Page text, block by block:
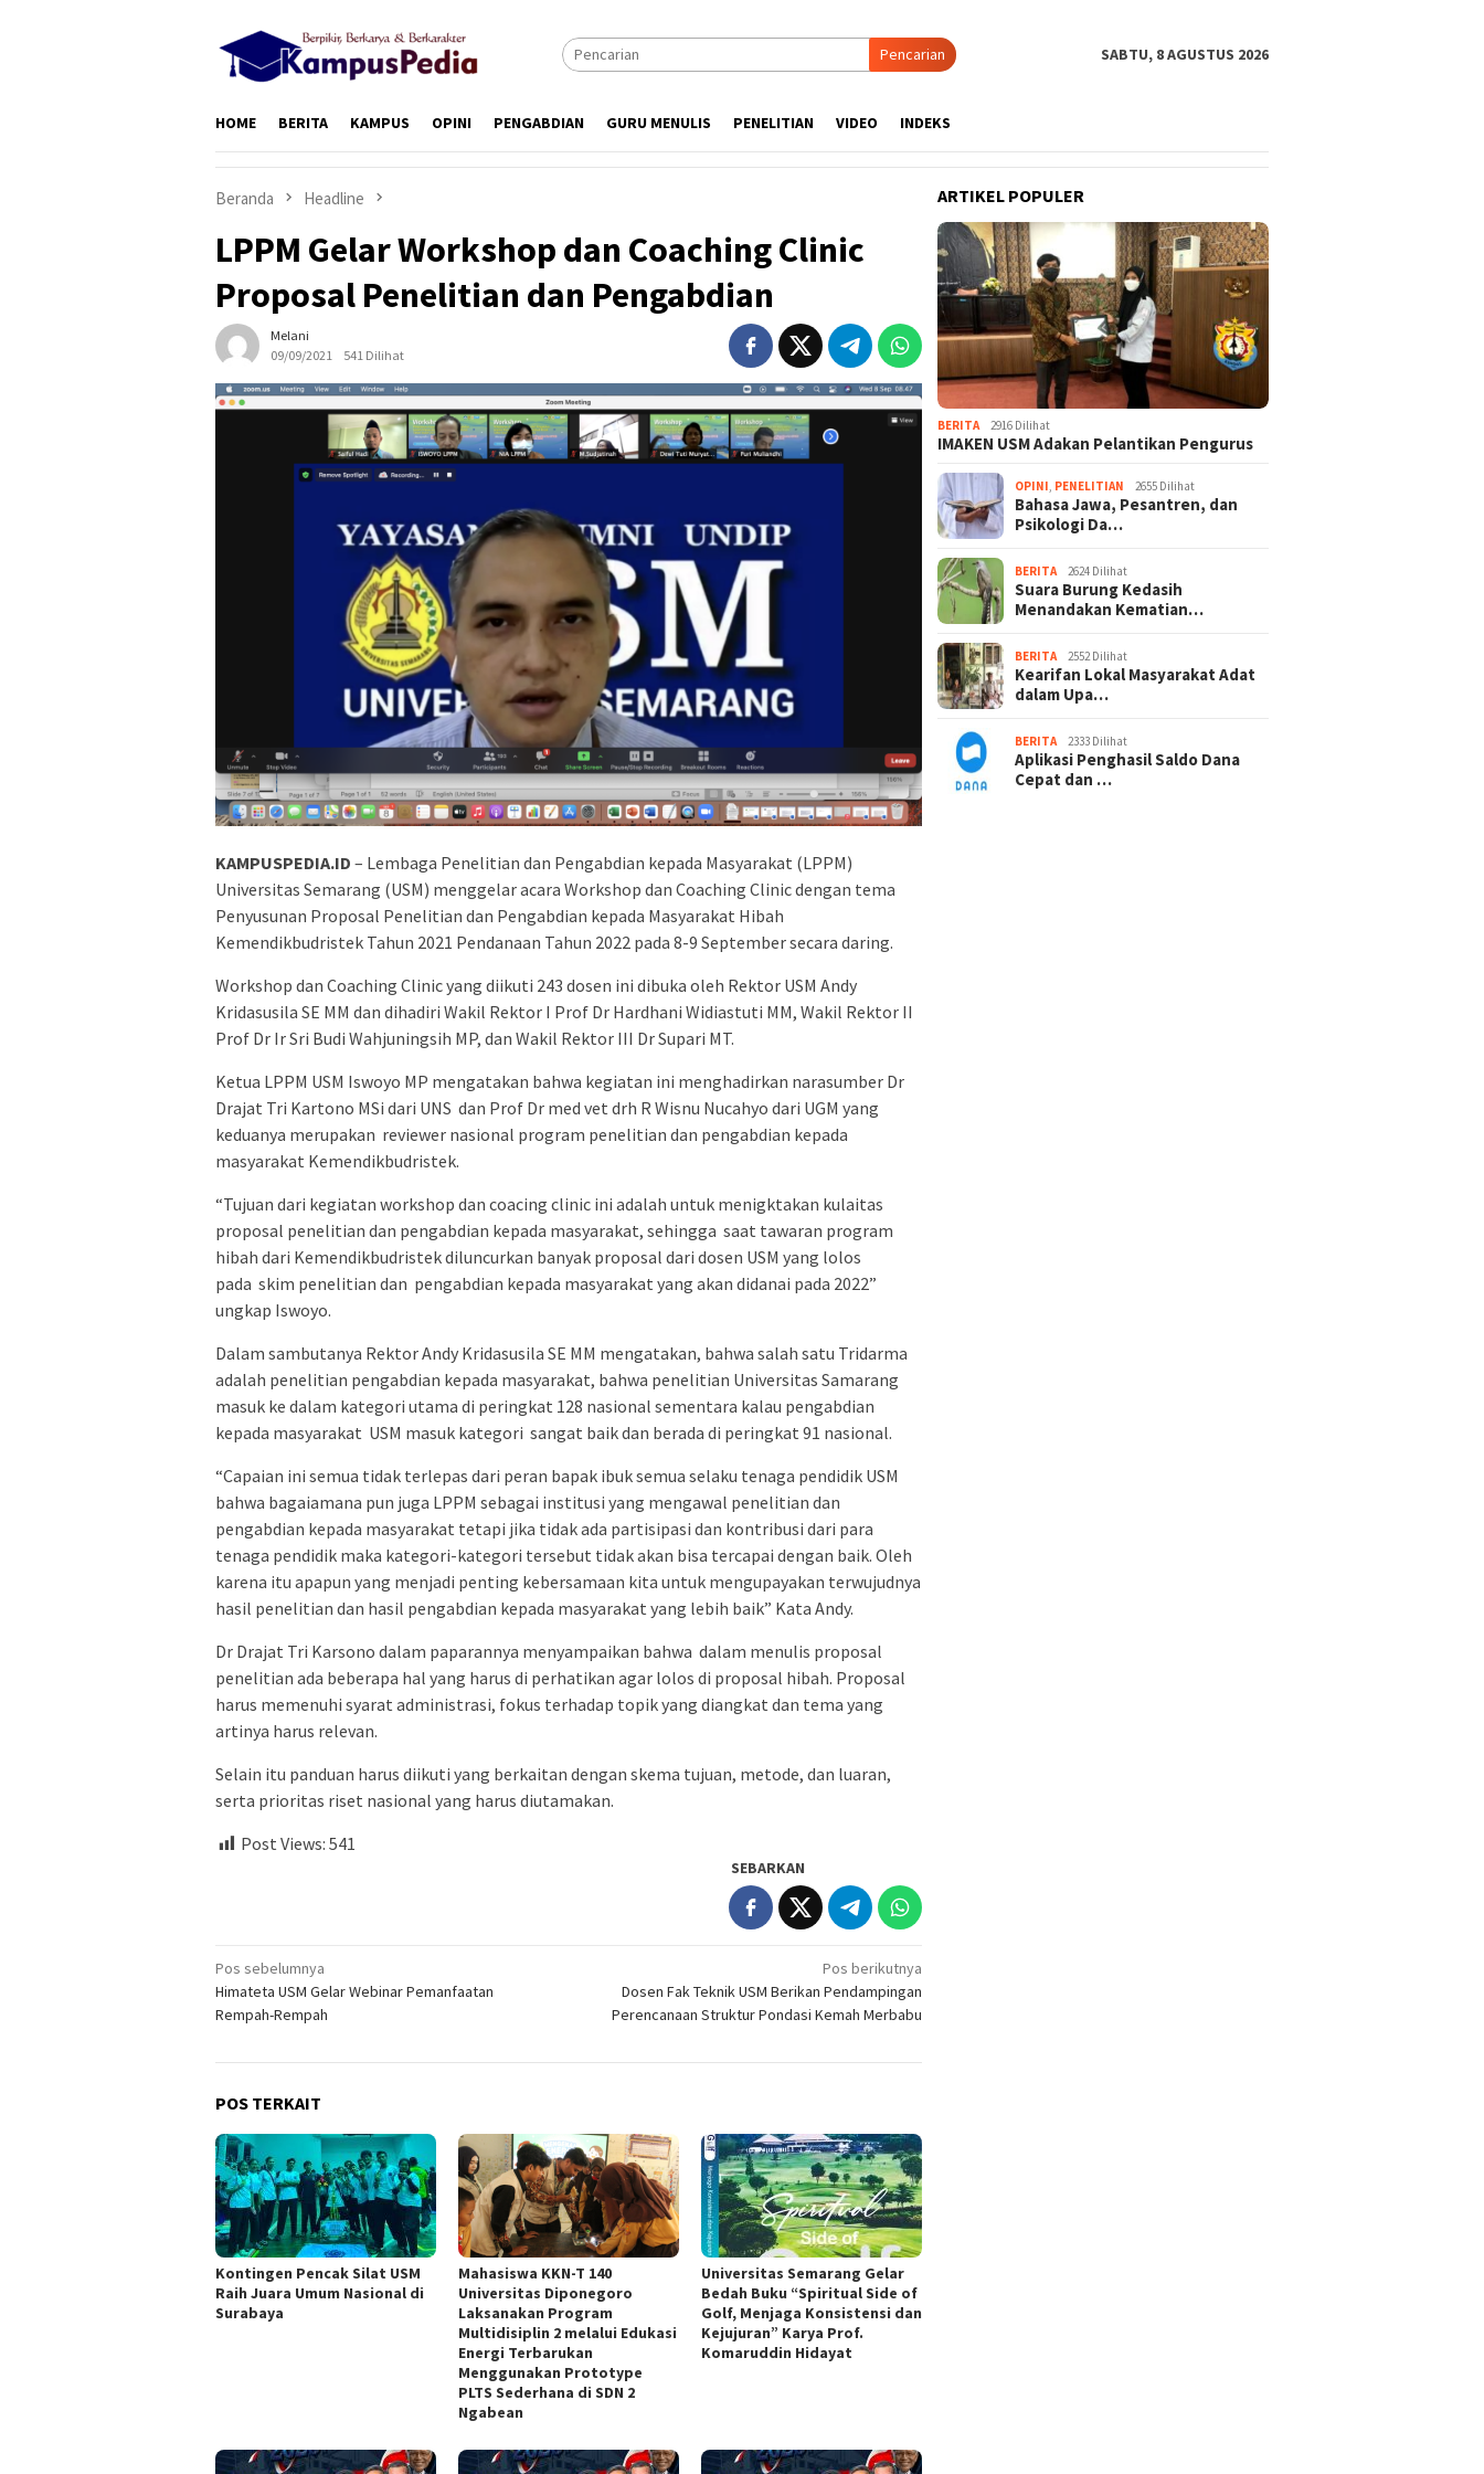
Pencarian SABTU, 8 AGUSTUS 2026
HOME BERITA KAMPUS OPINI PENGABDIAN GURU MENULIS PENELITIAN VIDEO INDEKS
Beranda Headline
LPPM Gelar Workshop dan Coaching Clinic
Proposal Penelitian dan Pengabdian
Melani
09/09/2021
541 Dilihat
KAMPUSPEDIA.ID – Lembaga Penelitian dan Pengabdian kepada Masyarakat (LPPM)
Universitas Semarang (USM) menggelar acara Workshop dan Coaching Clinic dengan tema
Penyusunan Proposal Penelitian dan Pengabdian kepada Masyarakat Hibah
Kemendikbudristek Tahun 2021 Pendanaan Tahun 2022 pada 8-9 September secara daring.
Workshop dan Coaching Clinic yang diikuti 243 dosen ini dibuka oleh Rektor USM Andy
Kridasusila SE MM dan dihadiri Wakil Rektor I Prof Dr Hardhani Widiastuti MM, Wakil Rektor II
Prof Dr Ir Sri Budi Wahjuningsih MP, dan Wakil Rektor III Dr Supari MT.
Ketua LPPM USM Iswoyo MP mengatakan bahwa kegiatan ini menghadirkan narasumber Dr
Drajat Tri Kartono MSi dari UNS dan Prof Dr med vet drh R Wisnu Nucahyo dari UGM yang
keduanya merupakan reviewer nasional program penelitian dan pengabdian kepada
masyarakat Kemendikbudristek.
“Tujuan dari kegiatan workshop dan coacing clinic ini adalah untuk menigktakan kulaitas
proposal penelitian dan pengabdian kepada masyarakat, sehingga saat tawaran program
hibah dari Kemendikbudristek diluncurkan banyak proposal dari dosen USM yang lolos
pada skim penelitian dan pengabdian kepada masyarakat yang akan didanai pada 2022”
ungkap Iswoyo.
Dalam sambutanya Rektor Andy Kridasusila SE MM mengatakan, bahwa salah satu Tridarma
adalah penelitian pengabdian kepada masyarakat, bahwa penelitian Universitas Samarang
masuk ke dalam kategori utama di peringkat 128 nasional sementara kalau pengabdian
kepada masyarakat USM masuk kategori sangat baik dan berada di peringkat 91 nasional.
“Capaian ini semua tidak terlepas dari peran bapak ibuk semua selaku tenaga pendidik USM
bahwa bagaiamana pun juga LPPM sebagai institusi yang mengawal penelitian dan
pengabdian kepada masyarakat tetapi jika tidak ada partisipasi dan kontribusi dari para
tenaga pendidik maka kategori-kategori tersebut tidak akan bisa tercapai dengan baik. Oleh
karena itu apapun yang menjadi penting kebersamaan kita untuk mengupayakan terwujudnya
hasil penelitian dan hasil pengabdian kepada masyarakat yang lebih baik” Kata Andy.
Dr Drajat Tri Karsono dalam paparannya menyampaikan bahwa dalam menulis proposal
penelitian ada beberapa hal yang harus di perhatikan agar lolos di proposal hibah. Proposal
harus memenuhi syarat administrasi, fokus terhadap topik yang diangkat dan tema yang
artinya harus relevan.
Selain itu panduan harus diikuti yang berkaitan dengan skema tujuan, metode, dan luaran,
serta prioritas riset nasional yang harus diutamakan.
Post Views: 541
SEBARKAN
Navigasi
pos
Pos sebelumnya
Himateta USM Gelar Webinar Pemanfaatan
Rempah-Rempah
Pos berikutnya
Dosen Fak Teknik USM Berikan Pendampingan
Perencanaan Struktur Pondasi Kemah Merbabu
POS TERKAIT
Kontingen Pencak Silat USM
Raih Juara Umum Nasional di
Surabaya
Mahasiswa KKN-T 140
Universitas Diponegoro
Laksanakan Program
Multidisiplin 2 melalui Edukasi
Energi Terbarukan
Menggunakan Prototype
PLTS Sederhana di SDN 2
Ngabean
Universitas Semarang Gelar
Bedah Buku “Spiritual Side of
Golf, Menjaga Konsistensi dan
Kejujuran” Karya Prof.
Komaruddin Hidayat
ARTIKEL POPULER
BERITA 2916 Dilihat
IMAKEN USM Adakan Pelantikan Pengurus
OPINI PENELITIAN 2655 Dilihat
Bahasa Jawa, Pesantren, dan
Psikologi Da…
BERITA 2624 Dilihat
Suara Burung Kedasih
Menandakan Kematian…
BERITA 2552 Dilihat
Kearifan Lokal Masyarakat Adat
dalam Upa…
BERITA 2333 Dilihat
Aplikasi Penghasil Saldo Dana
Cepat dan …